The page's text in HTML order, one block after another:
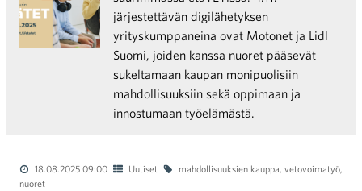
järjestettävän digilähetyksen
yrityskumppaneina ovat Motonet ja Lidl
Suomi, joiden kanssa nuoret pääsevät
sukeltamaan kaupan monipuolisiin
mahdollisuuksiin sekä oppimaan ja
innostumaan työelämästä.
18.08.2025 09:00 Uutiset mahdollisuuksien kauppa, vetovoimatyö,
nuoret